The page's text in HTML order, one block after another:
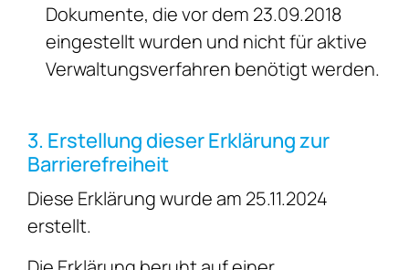
Dokumente, die vor dem 23.09.2018
eingestellt wurden und nicht für aktive
Verwaltungsverfahren benötigt werden.
3. Erstellung dieser Erklärung zur
Barrierefreiheit
Diese Erklärung wurde am 25.11.2024
erstellt.